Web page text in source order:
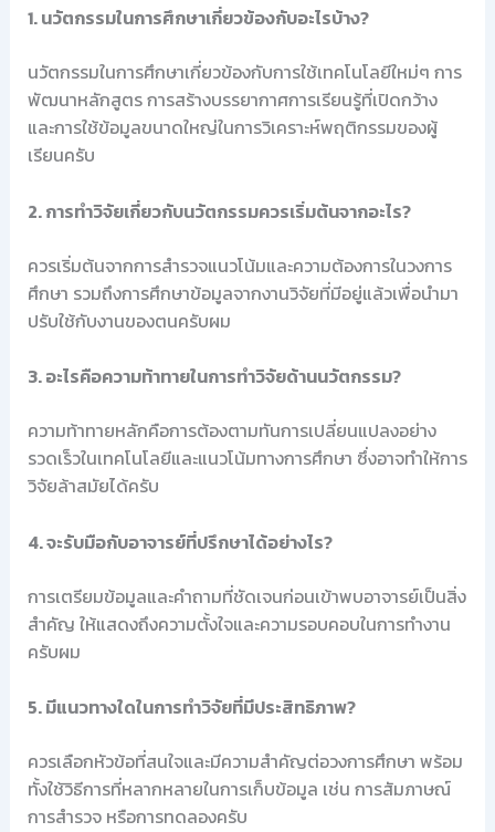
1. นวัตกรรมในการศึกษาเกี่ยวข้องกับอะไรบ้าง?
นวัตกรรมในการศึกษาเกี่ยวข้องกับการใช้เทคโนโลยีใหม่ๆ การ
พัฒนาหลักสูตร การสร้างบรรยากาศการเรียนรู้ที่เปิดกว้าง
และการใช้ข้อมูลขนาดใหญ่ในการวิเคราะห์พฤติกรรมของผู้
เรียนครับ
2. การทำวิจัยเกี่ยวกับนวัตกรรมควรเริ่มต้นจากอะไร?
ควรเริ่มต้นจากการสำรวจแนวโน้มและความต้องการในวงการ
ศึกษา รวมถึงการศึกษาข้อมูลจากงานวิจัยที่มีอยู่แล้วเพื่อนำมา
ปรับใช้กับงานของตนครับผม
3. อะไรคือความท้าทายในการทำวิจัยด้านนวัตกรรม?
ความท้าทายหลักคือการต้องตามทันการเปลี่ยนแปลงอย่าง
รวดเร็วในเทคโนโลยีและแนวโน้มทางการศึกษา ซึ่งอาจทำให้การ
วิจัยล้าสมัยได้ครับ
4. จะรับมือกับอาจารย์ที่ปรึกษาได้อย่างไร?
การเตรียมข้อมูลและคำถามที่ชัดเจนก่อนเข้าพบอาจารย์เป็นสิ่ง
สำคัญ ให้แสดงถึงความตั้งใจและความรอบคอบในการทำงาน
ครับผม
5. มีแนวทางใดในการทำวิจัยที่มีประสิทธิภาพ?
ควรเลือกหัวข้อที่สนใจและมีความสำคัญต่อวงการศึกษา พร้อม
ทั้งใช้วิธีการที่หลากหลายในการเก็บข้อมูล เช่น การสัมภาษณ์
การสำรวจ หรือการทดลองครับ